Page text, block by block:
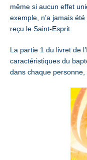
même si aucun effet
exemple, n’a jamais
reçu le Saint-Esprit.
La partie 1 du livret de
caractéristiques du
dans chaque